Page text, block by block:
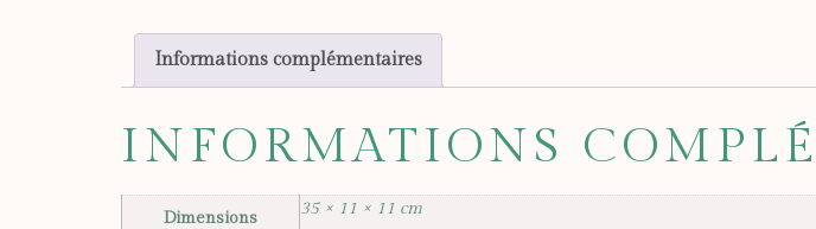
Informations complémentaires
INFORMATIONS
Dimensions 35 × 11 × 11 cm